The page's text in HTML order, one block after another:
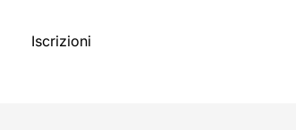
Iscrizioni